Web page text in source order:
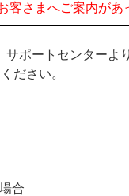
客さまへご案内が
サポートセンター
ださい。
合